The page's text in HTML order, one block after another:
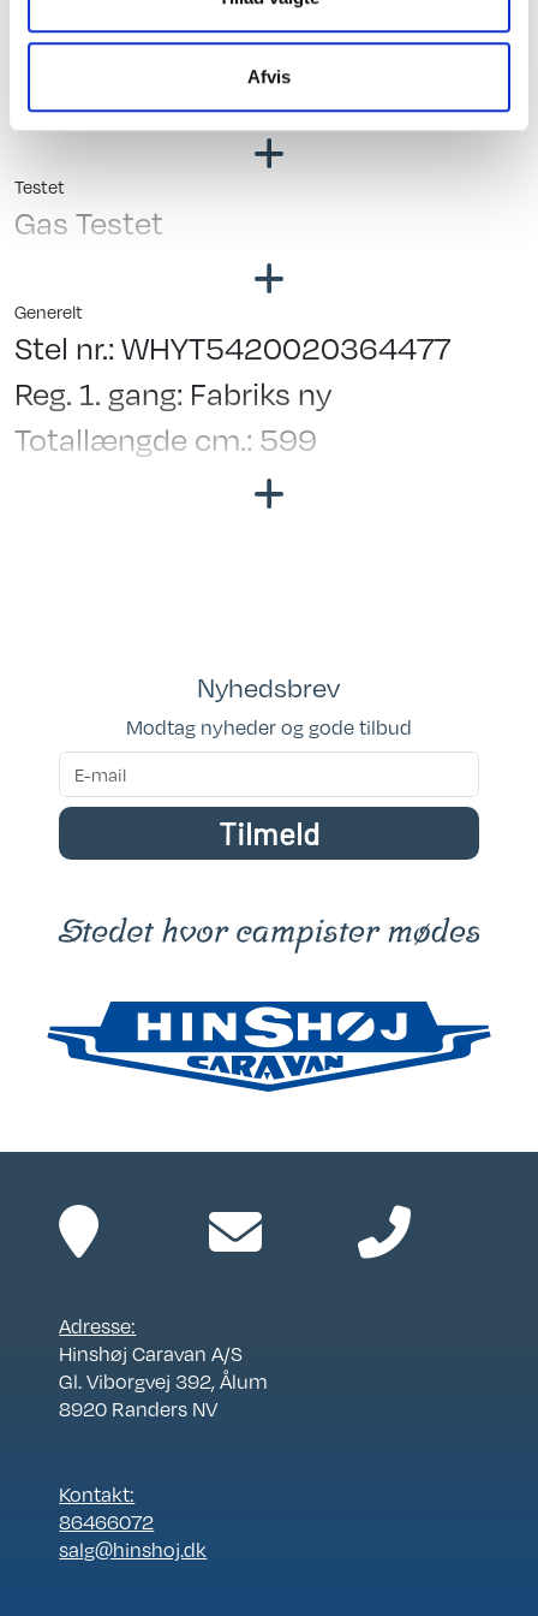
Afvis
Varmtvand
Fast vandtank
Testet
Gas Testet
Generelt
Stel nr.: WHYT5420020364477
Reg. 1. gang: Fabriks ny
Totallængde cm.: 599
Siddepladser: 2
Sovepladser: 3
Nyhedsbrev
Modtag nyheder og gode tilbud
Tilmeld
Adresse:
Hinshøj Caravan A/S
Gl. Viborgvej 392, Ålum
8920 Randers NV
Kontakt:
86466072
salg@hinshoj.dk